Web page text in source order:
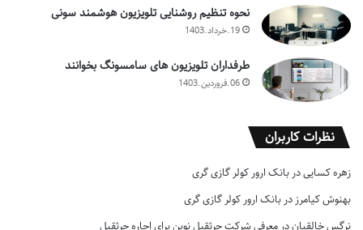
نحوه تنظیم روشنایی تلویزیون هوشمند سونی
19.خرداد.1403
طرفداران تلویزیون های سامسونگ بخوانند
06.فروردین.1403
نظرات کاربران
زهره کساییدر بانک ارور کولر گازی گری
بهنوش کیامرز در بانک ارور کولر گازی گری
نرگس خالقیاندر معرفی شرکت جرثقیل نوین برای اجاره جرثقیل